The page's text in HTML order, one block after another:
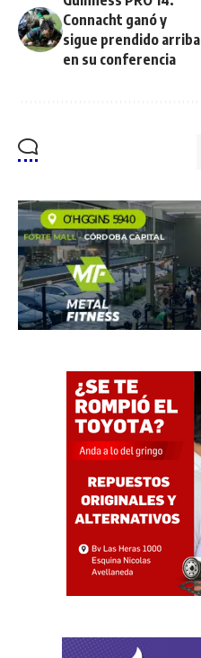
Connacht ganó y
sigue prendido arriba
en su conferencia